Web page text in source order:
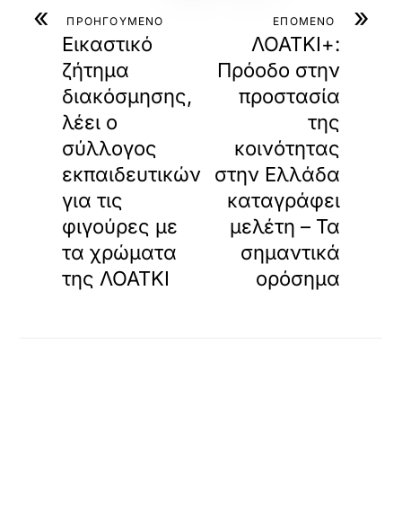
« ΠΡΟΗΓΟΥΜΕΝΟ
Εικαστικό
ζήτημα
διακόσμησης,
λέει ο
σύλλογος
εκπαιδευτικών
για τις
φιγούρες με
τα χρώματα
της ΛΟΑΤΚΙ
»
ΕΠΟΜΕΝΟ
ΛΟΑΤΚΙ+:
Πρόοδο στην
προστασία
της
κοινότητας
στην Ελλάδα
καταγράφει
μελέτη – Τα
σημαντικά
ορόσημα